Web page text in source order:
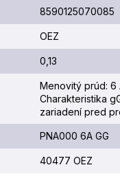
8590125070085
OEZ
0,13
Menovitý prúd: 6
Charakteristika
zariadení pred
PNA000 6A GG
40477 OEZ